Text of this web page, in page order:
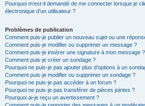
Pourquoi m’est-il demandé de me connecter lorsque je
électronique d’un utilisateur ?
Problèmes de publication
Comment puis-je publier un nouveau sujet ou une
Comment puis-je modifier ou supprimer un message ?
Comment puis-je insérer une signature à mon message ?
Comment puis-je créer un sondage ?
Pourquoi ne puis-je pas ajouter plus d’options à un
Comment puis-je modifier ou supprimer un sondage ?
Pourquoi ne puis-je pas accéder à un forum ?
Pourquoi ne puis-je pas transférer de pièces jointes ?
Pourquoi ai-je reçu un avertissement ?